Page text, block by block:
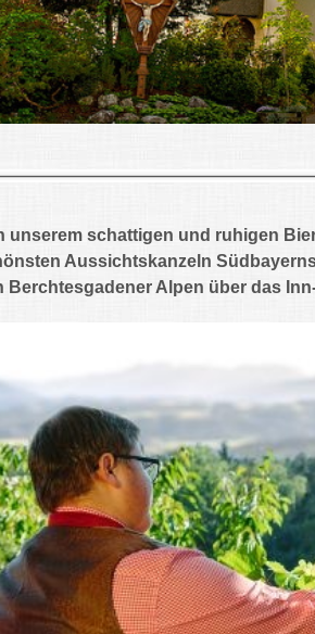
unserem schattigen und ruhigen
Aussichtskanzeln
Berchtesgadener Alpen über das